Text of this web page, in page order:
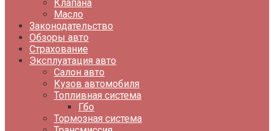
Клапана
Масло
Законодательство
Обзоры авто
Страхование
Эксплуатация авто
Салон авто
Кузов автомобиля
Топливная система
Гбо
Тормозная система